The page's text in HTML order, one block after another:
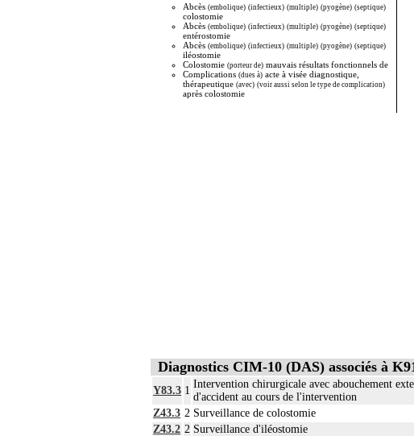
Abcès (embolique) (infectieux) (multiple) (pyogène) (septique)
colostomie
Abcès (embolique) (infectieux) (multiple) (pyogène) (septique)
entérostomie
Abcès (embolique) (infectieux) (multiple) (pyogène) (septique)
iléostomie
Colostomie (porteur de) mauvais résultats fonctionnels de
Complications (dues à) acte à visée diagnostique,
thérapeutique (avec) (voir aussi selon le type de complication)
après colostomie
Diagnostics CIM-10 (DAS) associés à
Y83.3 1
Intervention chirurgicale avec abouchement
d'accident au cours de l'intervention
Z43.3 2 Surveillance de colostomie
Z43.2 2 Surveillance d'iléostomie